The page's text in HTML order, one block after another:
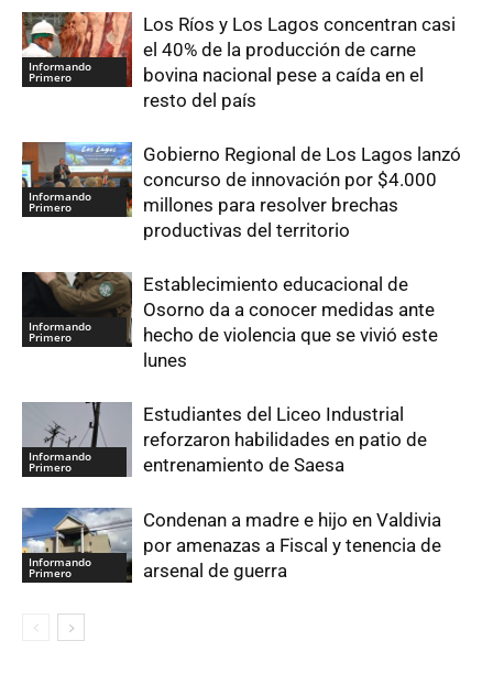
Informando
Primero
Los Ríos y Los Lagos concentran casi
el 40% de la producción de carne
bovina nacional pese a caída en el
resto del país
Informando
Primero
Gobierno Regional de Los Lagos lanzó
concurso de innovación por $4.000
millones para resolver brechas
productivas del territorio
Informando
Primero
Establecimiento educacional de
Osorno da a conocer medidas ante
hecho de violencia que se vivió este
lunes
Informando
Primero
Estudiantes del Liceo Industrial
reforzaron habilidades en patio de
entrenamiento de Saesa
Informando
Primero
Condenan a madre e hijo en Valdivia
por amenazas a Fiscal y tenencia de
arsenal de guerra